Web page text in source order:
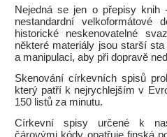
Nejedná se jen o přepisy
nestandardní velkoformátové
historické neskenovatelné
některé materiály jsou starší
a manipulaci, aby při dopravě
Skenování církevních spisů
který patří k nejrychlejším v
150 listů za minutu.
Církevní spisy určené k